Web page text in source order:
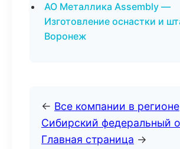
АО Металлика Assembly —
Изготовление оснастки и
Воронеж
← Все компании в регионе
Сибирский федеральный
Главная страница →